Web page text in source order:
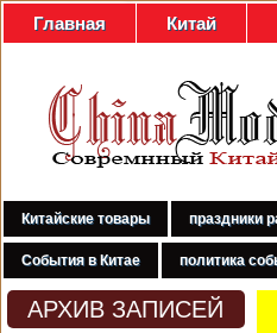
Главная Китай
Китайские товары праздники
События в Китае политика
АРХИВ ЗАПИСЕЙ